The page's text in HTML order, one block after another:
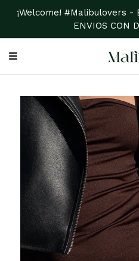
¡Welcome! #Malibulovers -
ENVIOS CON